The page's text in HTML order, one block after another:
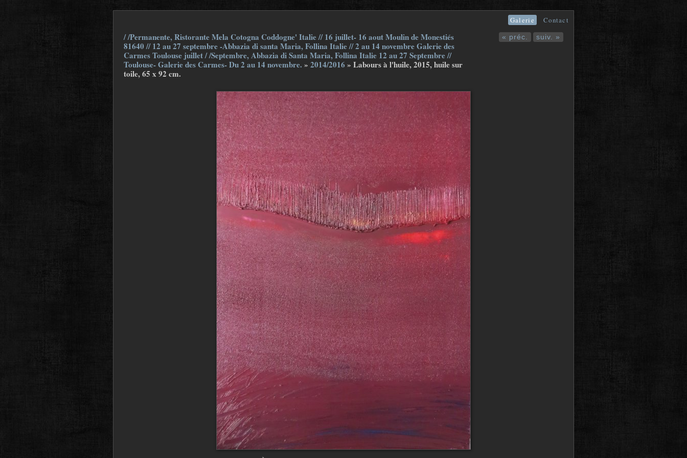
Galerie Contact
« préc. suiv. »
/ /Permanente, Ristorante Mela Cotogna Coddogne' Italie // 16 juillet- 16 aout Moulin de Monestiés
81640 // 12 au 27 septembre -Abbazia di santa Maria, Follina Italie // 2 au 14 novembre Galerie des
Carmes Toulouse juillet / /Septembre, Abbazia di Santa Maria, Follina Italie 12 au 27 Septembre //
Toulouse- Galerie des Carmes- Du 2 au 14 novembre. » 2014/2016 » Labours à l'huile, 2015, huile sur
toile, 65 x 92 cm.